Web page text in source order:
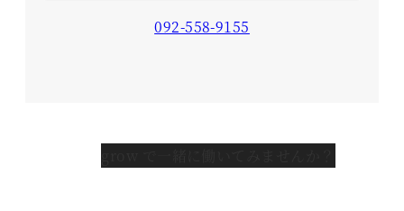
092-558-9155